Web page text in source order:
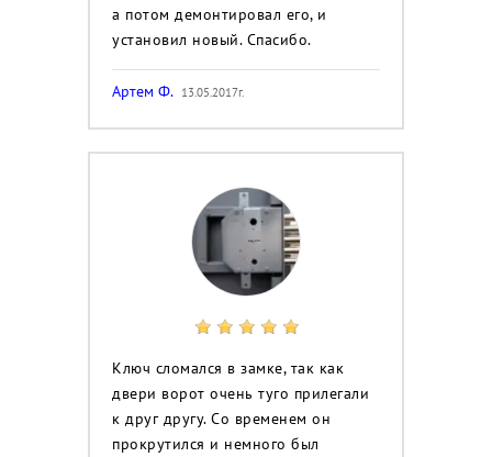
а потом демонтировал его, и
установил новый. Спасибо.
Артем Ф. 13.05.2017г.
Ключ сломался в замке, так как
двери ворот очень туго прилегали
к друг другу. Со временем он
прокрутился и немного был